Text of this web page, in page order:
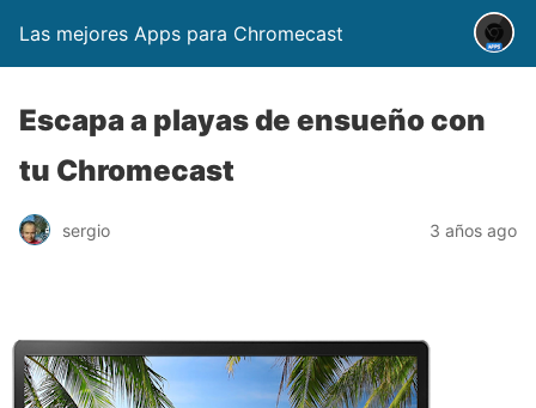
Las mejores Apps para Chromecast
Escapa a playas de ensueño con
tu Chromecast
sergio 3 años ago